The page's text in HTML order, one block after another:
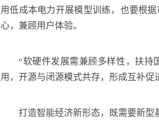
用低成本电力开展模型训练，也要根
心，兼顾用户体验。
“软硬件发展需兼顾多样性，扶
用，开源与闭源模式共存，形成互补促
打造智能经济新形态，既需要新型